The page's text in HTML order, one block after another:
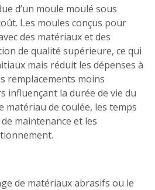
d’un moule moulé sous
Les moules conçus pour
des matériaux et des
de qualité supérieure, ce qui
mais réduit les dépenses à
remplacements moins
influençant la durée de vie du
matériau de coulée, les temps
maintenance et les
de matériaux abrasifs ou le